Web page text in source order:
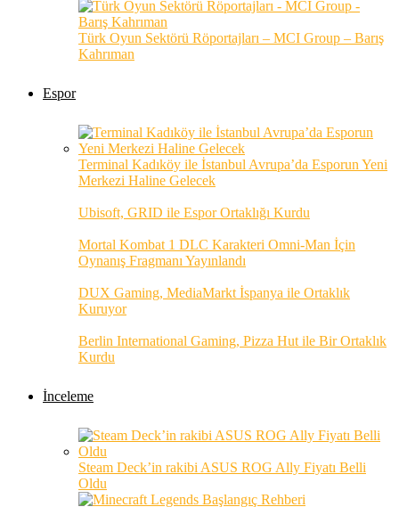
Türk Oyun Sektörü Röportajları – MCI Group – Barış
Kahrıman
Espor
Terminal Kadıköy ile İstanbul Avrupa’da Esporun Yeni
Merkezi Haline Gelecek
Ubisoft, GRID ile Espor Ortaklığı Kurdu
Mortal Kombat 1 DLC Karakteri Omni-Man İçin
Oynanış Fragmanı Yayınlandı
DUX Gaming, MediaMarkt İspanya ile Ortaklık
Kuruyor
Berlin International Gaming, Pizza Hut ile Bir Ortaklık
Kurdu
İnceleme
Steam Deck’in rakibi ASUS ROG Ally Fiyatı Belli
Oldu